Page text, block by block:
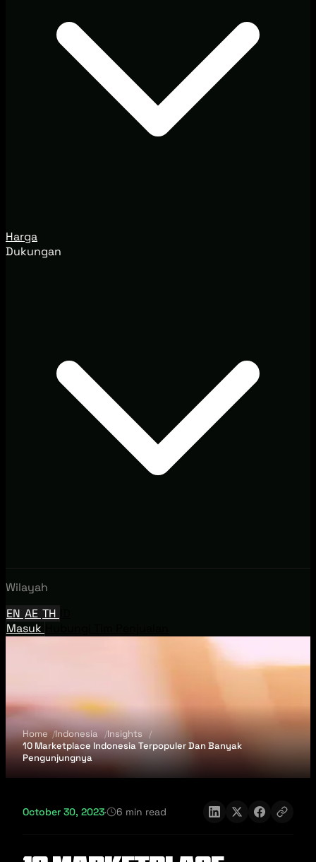
Harga
Dukungan
Wilayah
EN AE TH
Masuk
Home Indonesia
Insights
10 Marketplace Indonesia Terpopuler Dan Banyak
Pengunjungnya
October 30, 2023· 6 min read